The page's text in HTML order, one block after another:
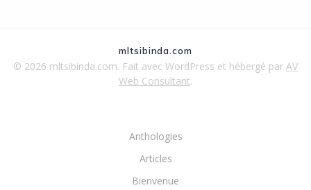
mltsibinda.com
© 2026 mltsibinda.com. Fait avec WordPress et hébergé par AV
Web Consultant.
Anthologies
Articles
Bienvenue